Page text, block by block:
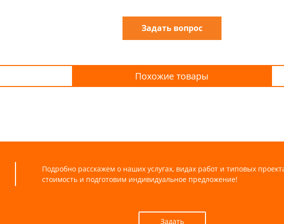
Задать вопрос
Похожие товары
Подробно расскажем о наших услугах, видах работ и типовых
стоимость и подготовим индивидуальное предложение!
Задать